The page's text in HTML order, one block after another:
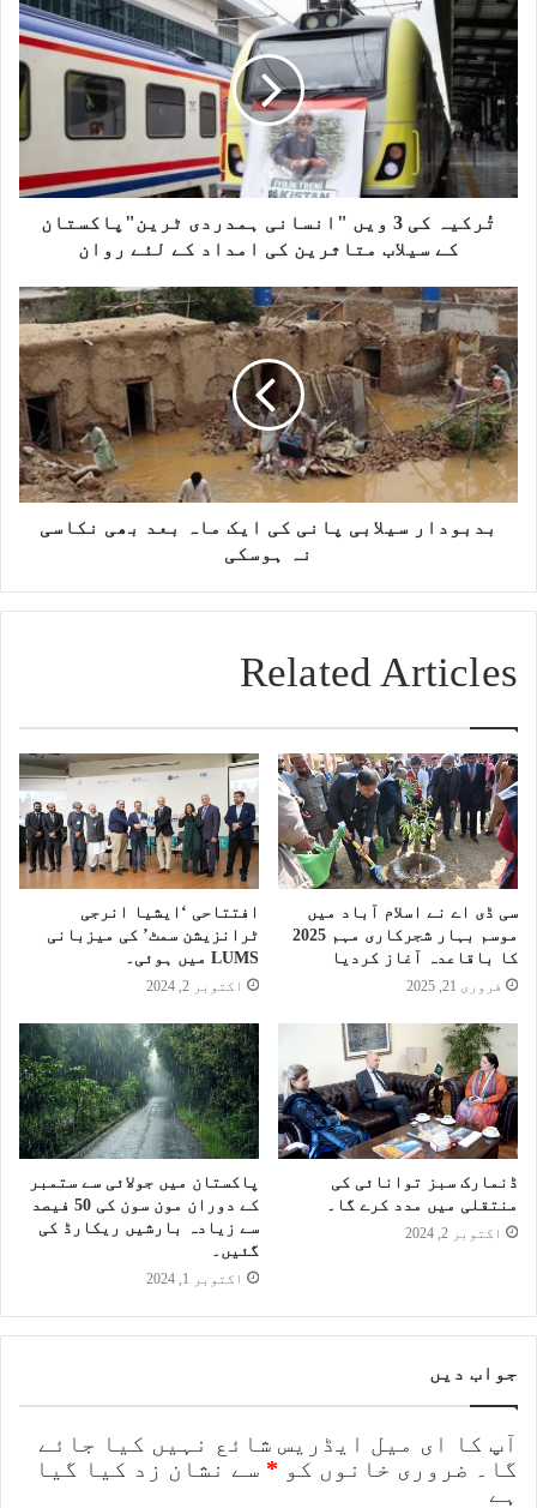
i
t
e
تُرکیہ کی 3 ویں "انسانی ہمدردی ٹرین"پاکستان
کے سیلاب متاثرین کی امداد کے لئے روان
بدبودار سیلابی پانی کی ایک ماہ بعد بھی نکاسی
نہ ہوسکی
Related Articles
سی ڈی اے نے اسلام آباد میں
موسم بہار شجرکاری مہم 2025
کا باقاعدہ آغاز کردیا
فروری 21, 2025
افتتاحی ‘ایشیا انرجی
ٹرانزیشن سمٹ’ کی میزبانی
LUMS میں ہوئی۔
اکتوبر 2, 2024
ڈنمارک سبز توانائی کی
منتقلی میں مدد کرے گا۔
اکتوبر 2, 2024
پاکستان میں جولائی سے ستمبر
کے دوران مون سون کی 50 فیصد
سے زیادہ بارشیں ریکارڈ کی
گئیں۔
اکتوبر 1, 2024
جواب دیں
آپ کا ای میل ایڈریس شائع نہیں کیا جائے
گا۔
ضروری خانوں کو * سے نشان زد کیا گیا
ہے